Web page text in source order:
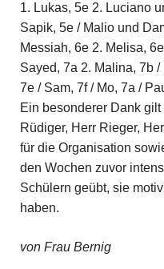
1. Lukas, 5e 2. Luciano
Sapik, 5e / Malio und
Messiah, 6e 2. Melisa,
Sayed, 7a 2. Malina, 7b
7e / Sam, 7f / Mo, 7a /
Ein besonderer Dank
Rüdiger, Herr Rieger,
für die Organisation
den Wochen zuvor
Schülern geübt, sie
haben.
von Frau Bernig